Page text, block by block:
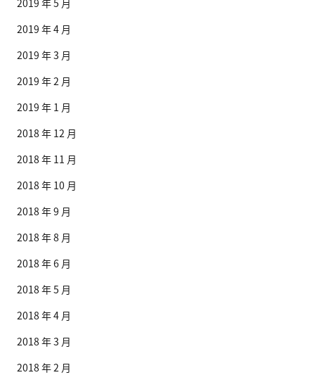
2019 年 5 月
2019 年 4 月
2019 年 3 月
2019 年 2 月
2019 年 1 月
2018 年 12 月
2018 年 11 月
2018 年 10 月
2018 年 9 月
2018 年 8 月
2018 年 6 月
2018 年 5 月
2018 年 4 月
2018 年 3 月
2018 年 2 月